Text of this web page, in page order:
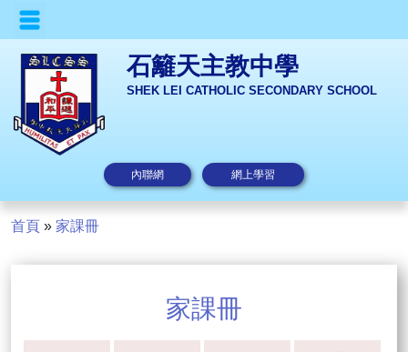
石籬天主教中學
SHEK LEI CATHOLIC SECONDARY SCHOOL
內聯網 網上學習
首頁 » 家課冊
家課冊